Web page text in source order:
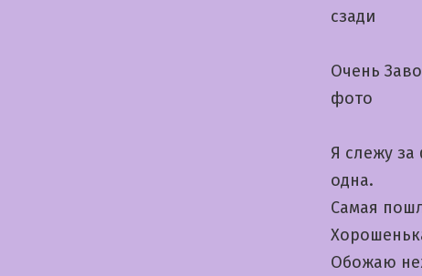
сзади
Очень
фото
Я слежу
одна.
Самая
Обожаю